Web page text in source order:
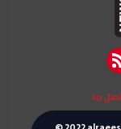
rss feed
بنا